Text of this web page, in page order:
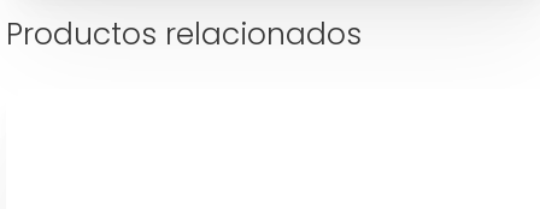
Productos relacionados